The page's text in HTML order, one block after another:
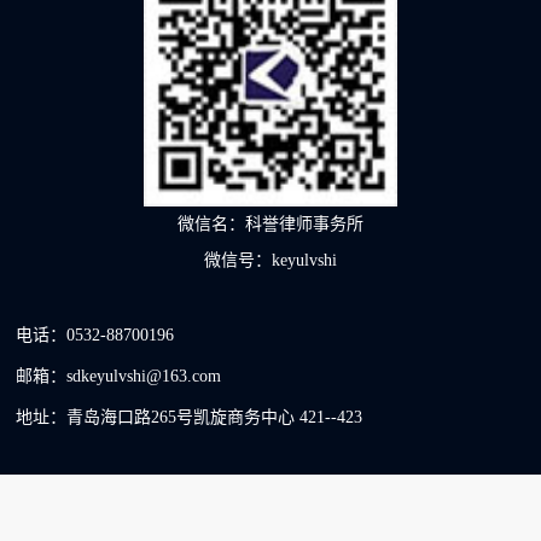
微信名：科誉律师事务所
微信号：keyulvshi
电话：0532-88700196
邮箱：sdkeyulvshi@163.com
地址：青岛海口路265号凯旋商务中心 421--423